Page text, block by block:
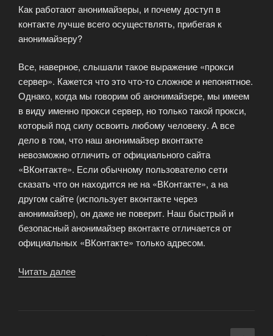
Как работают анонимайзеры, и почему доступ в
контакте лучше всего осуществлять, прибегая к
анонимайзеру?
Все, наверное, слышали такое выражение «прокси
сервер». Кажется что это что-то сложное и непонятное.
Однако, когда мы говорим об анонимайзере, мы имеем
в виду именно прокси сервер, но только такой прокси,
который под силу освоить любому человеку. А все
дело в том, что наш анонимайзер вконтакте
невозможно отличить от официального сайта
«ВКонтакте». Если обычному пользователю сети
сказать что он находится не на «ВКонтакте», а на
другом сайте (использует вконтакте через
анонимайзер), он даже не поверит. Наш быстрый и
безопасный анонимайзер вконтакте отличается от
официальных «ВКонтакте» только адресом.
Читать далее